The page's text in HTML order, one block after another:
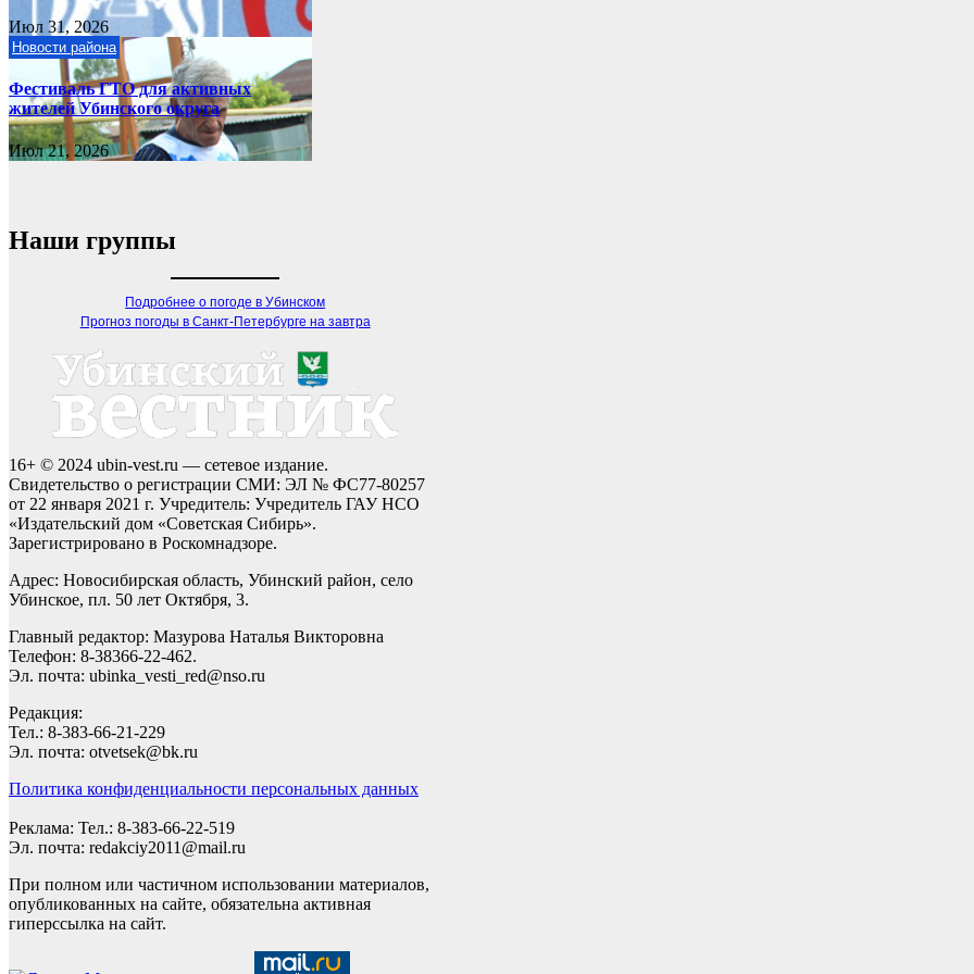
Июл 31, 2026
Новости района
Фестиваль ГТО для активных
жителей Убинского округа
Июл 21, 2026
Наши группы
Подробнее о погоде в Убинском
Прогноз погоды в Санкт-Петербурге на завтра
16+ © 2024 ubin-vest.ru — сетевое издание.
Свидетельство о регистрации СМИ: ЭЛ № ФС77-80257
от 22 января 2021 г. Учредитель: Учредитель ГАУ НСО
«Издательский дом «Советская Сибирь».
Зарегистрировано в Роскомнадзоре.
Адрес: Новосибирская область, Убинский район, село
Убинское, пл. 50 лет Октября, 3.
Главный редактор: Мазурова Наталья Викторовна
Телефон: 8-38366-22-462.
Эл. почта: ubinka_vesti_red@nso.ru
Редакция:
Тел.: 8-383-66-21-229
Эл. почта: otvetsek@bk.ru
Политика конфиденциальности персональных данных
Реклама: Тел.: 8-383-66-22-519
Эл. почта: redakciy2011@mail.ru
При полном или частичном использовании материалов,
опубликованных на сайте, обязательна активная
гиперссылка на сайт.